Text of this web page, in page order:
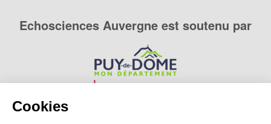
Cookies
Echosciences Auvergne est soutenu par